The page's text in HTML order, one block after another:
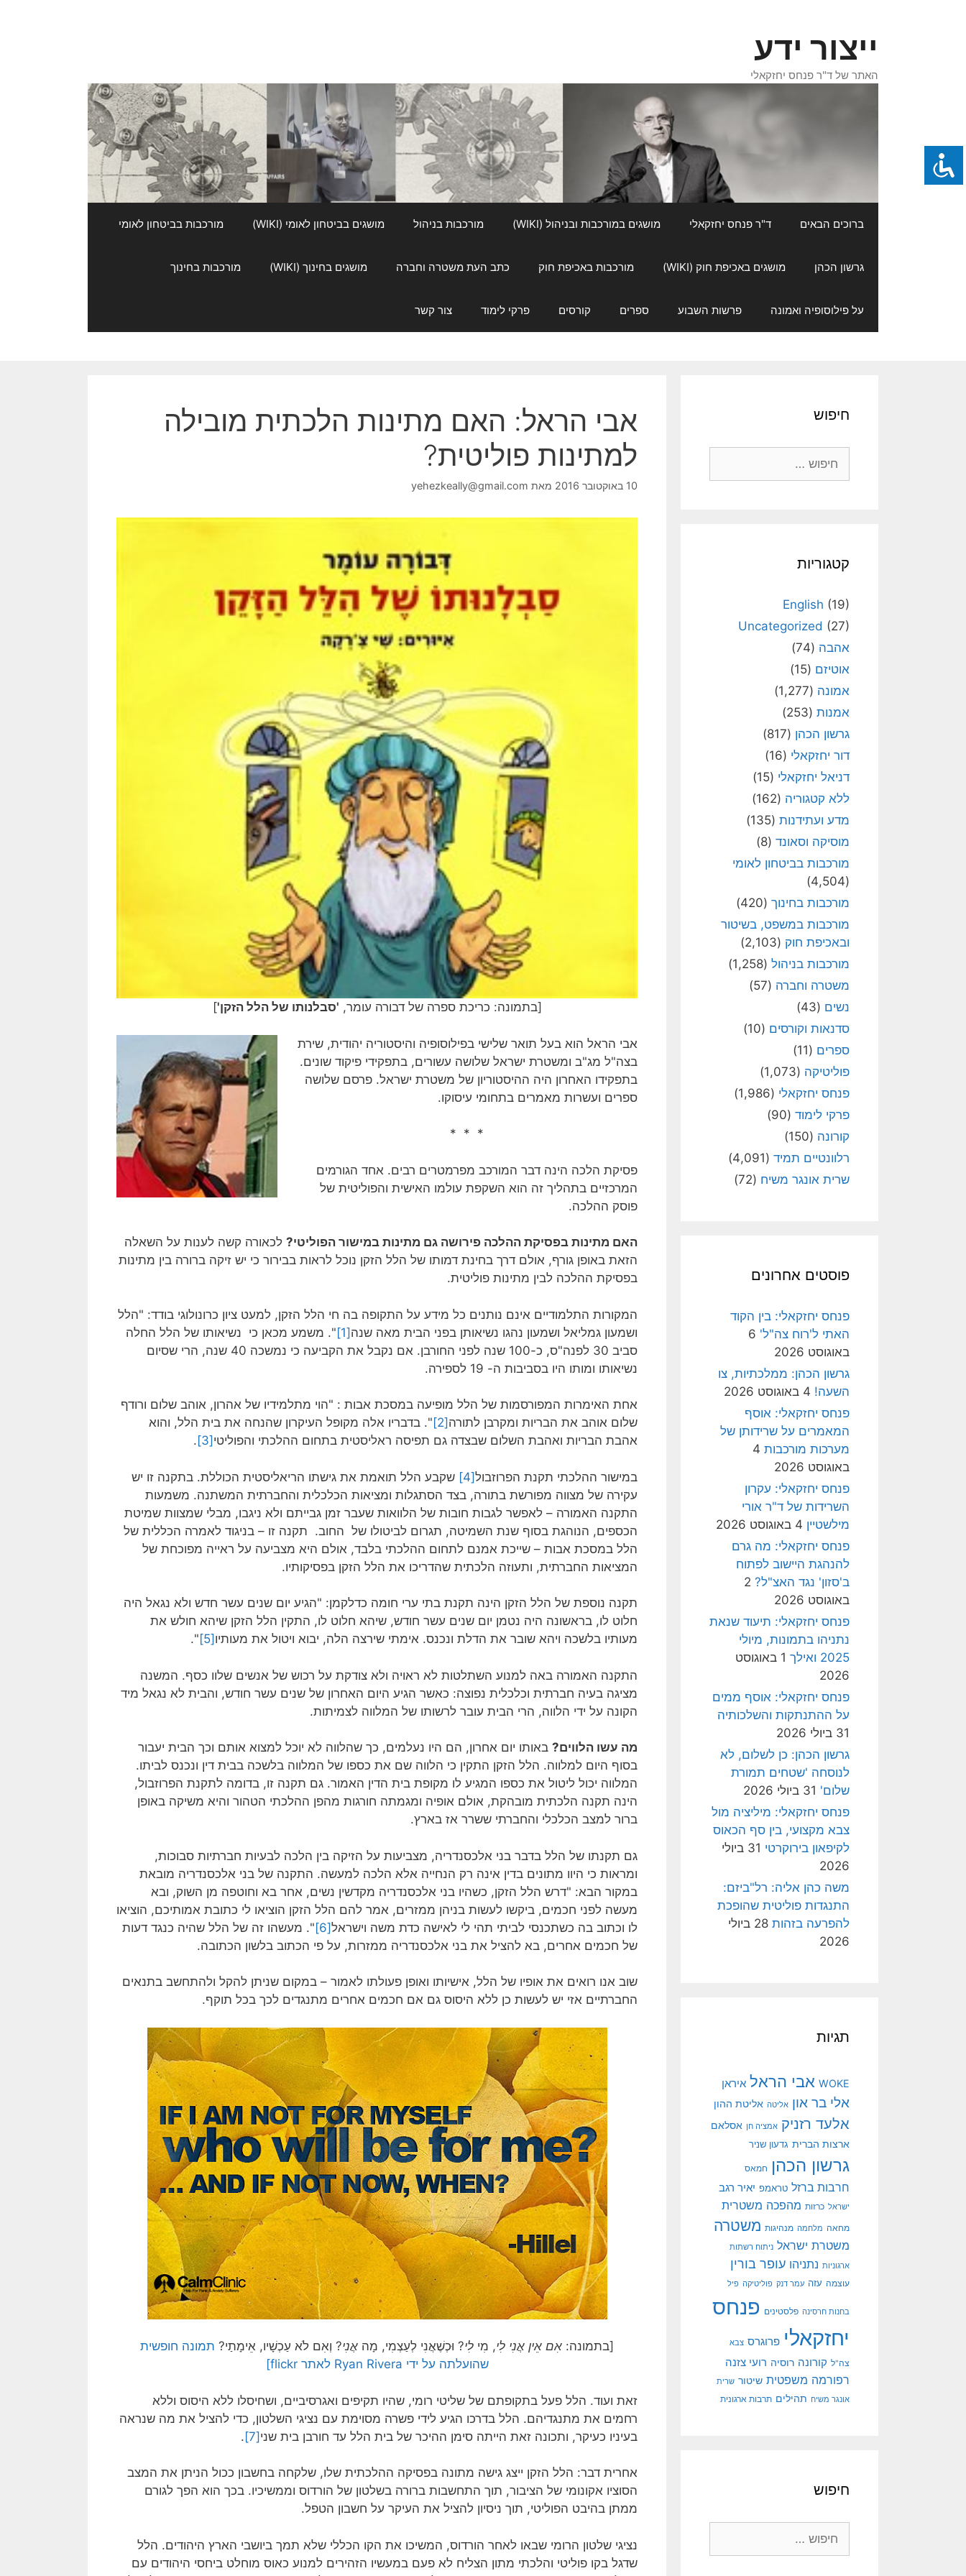
ייצור ידע
האתר של ד"ר פנחס יחזקאלי
ברוכים הבאים ד"ר פנחס יחזקאלי מושגים במורכבות ובניהול (WIKI) מורכבות בניהול מושגים בביטחון לאומי (WIKI) מורכבות בביטחון לאומי
גרשון הכהן מושגים באכיפת חוק (WIKI) מורכבות באכיפת חוק כתב העת משטרה וחברה מושגים בחינוך (WIKI) מורכבות בחינוך
על פילוסופיה ואמונה פרשות השבוע ספרים קורסים פרקי לימוד צור קשר
אבי הראל: האם מתינות הלכתית מובילה
למתינות פוליטית?
10 באוקטובר 2016 מאת yehezkeally@gmail.com
[בתמונה: כריכת ספרה של דבורה עומר, 'סבלנותו של הלל הזקן']
אבי הראל הוא בעל תואר שלישי בפילוסופיה והיסטוריה יהודית, שירת
בצה"ל מג"ב ומשטרת ישראל שלושה עשורים, בתפקידי פיקוד שונים.
בתפקידו האחרון היה ההיסטוריון של משטרת ישראל. פרסם שלושה
ספרים ועשרות מאמרים בתחומי עיסוקו.
* * *
פסיקת הלכה הינה דבר המורכב מפרמטרים רבים. אחד הגורמים
המרכזיים בתהליך זה הוא השקפת עולמו האישית והפוליטית של
פוסק ההלכה.
האם מתינות בפסיקת ההלכה פירושה גם מתינות במישור הפוליטי? לכאורה קשה לענות על השאלה
הזאת באופן גורף, אולם דרך בחינת דמותו של הלל הזקן נוכל לראות בבירור כי יש זיקה ברורה בין מתינות
בפסיקת ההלכה לבין מתינות פוליטית.
המקורות התלמודיים אינם נותנים כל מידע על התקופה בה חי הלל הזקן, למעט ציון כרונולוגי בודד: "הלל
ושמעון גמליאל ושמעון נהגו נשיאותן בפני הבית מאה שנה[1]
". משמע מכאן כי נשיאותו של הלל החלה
סביב 30 לפנה"ס, כ-100 שנה לפני החורבן. אם נקבל את הקביעה כי נמשכה 40 שנה, הרי שסיום
נשיאותו ומותו היו בסביבות ה- 19 לספירה.
אחת האימרות המפורסמות של הלל מופיעה במסכת אבות : "הוי מתלמידיו של אהרון, אוהב שלום ורודף
שלום אוהב את הבריות ומקרבן לתורה [2]
". בדבריו אלה מקופל העיקרון שהנחה את בית הלל, והוא
אהבת הבריות ואהבת השלום שבצדה גם תפיסה ראליסטית בתחום ההלכתי והפוליטי [3]
.
במישור ההלכתי תקנת הפרוזבול[4]
שקבע הלל תואמת את גישתו הריאליסטית הכוללת. בתקנה זו יש
עקירה של מצווה מפורשת בתורה, בצד הסתגלות ומציאות הכלכלית והחברתית המשתנה. משמעות
התקנה האמורה – לאפשר לגבות חובות של הלוואות שעבר זמן גבייתם ולא ניגבו, מבלי שמצוות שמיטת
הכספים, הנוהגת בסוף שנת השמיטה, תגרום לביטולו של החוב. תקנה זו – בניגוד לאמרה הכללית של
הלל במסכת אבות – שייכת אמנם לתחום ההלכתי בלבד, אולם היא מצביעה על ראייה מפוכחת של
המציאות החברתית, ותעוזה הלכתית שהדריכו את הלל הזקן בפסיקותיו.
תקנה נוספת של הלל הזקן הינה תקנת בתי ערי חומה כדלקמן: "הגיע יום שנים עשר חדש ולא נגאל היה
חלוט לו, בראשונה היה נטמן יום שנים עשר חודש, שיהא חלוט לו, התקין הלל הזקן שיהא חולש את
מעותיו בלשכה ויהא שובר את הדלת ונכנס. אימתי שירצה הלה, יבוא ויטול את מעותיו [5]
".
התקנה האמורה באה למנוע השתלטות לא ראויה ולא צודקת על רכוש של אנשים שלוו כסף. המשנה
מציגה בעיה חברתית וכלכלית נפוצה: כאשר הגיע היום האחרון של שנים עשר חודש, והבית לא נגאל מיד
הקונה על ידי הלווה, הרי הבית עובר לרשותו של המלווה לצמיתות.
מה עשו הלווים? באותו יום אחרון, הם היו נעלמים, כך שהלווה לא יוכל למצוא אותם וכך הבית יעבור
בסוף היום למלווה. הלל הזקן התקין כי הלווה שם את כספו של המלווה בלשכה בבית דין ונכנס לביתו.
המלווה יכול ליטול את כספו המגיע לו מקופת בית הדין האמור. גם תקנה זו, בדומה לתקנת הפרוזבול,
הינה תקנה הלכתית מובהקת, אולם אופיה ומגמתה חורגות מהפן ההלכתי הטהור והיא משיקה באופן
ברור למצב הכלכלי והחברתי ששרר אז בארץ.
גם תקנתו של הלל בדבר בני אלכסנדריה, מצביעות על הזיקה בין הלכה לבעיות חברתיות סבוכות,
ומראות כי היוו מתונים בדין אינה רק הנחייה אלא הלכה למעשה. התקנה של בני אלכסנדריה מובאת
במקור הבא: "דרש הלל הזקן, כשהיו בני אלכסנדריה מקדשין נשים, אחר בא וחוטפה מן השוק, ובא
מעשה לפני חכמים, ביקשו לעשות בניהן ממזרים, אמר להם הלל הזקן הוציאו לי כתובת אמותיכם, הוציאו
לו וכתוב בה כשתכנסי לביתי תהי לי לאישה כדת משה וישראל[6]
". מעשהו זה של הלל שהיה כנגד דעות
של חכמים אחרים, בא להציל את בני אלכסנדריה ממזרות, על פי הכתוב בלשון הכתובה.
שוב אנו רואים את אופיו של הלל, אישיותו ואופן פעולתו לאמור – במקום שניתן להקל ולהתחשב בתנאים
החברתיים אזי יש לעשות כן ללא היסוס גם אם חכמים אחרים מתנגדים לכך בכל תוקף.
[בתמונה: אִם אֵין אֲנִי לִי, מִי לִי? וּכְשֶׁאֲנִי לְעַצְמִי, מָה אֲנִי? וְאִם לֹא עַכְשָׁיו, אֵימָתַי? תמונה חופשית
שהועלתה על ידי Ryan Rivera לאתר flickr]
זאת ועוד. הלל פעל בתקופתם של שליטי רומי, שהיו תקיפים ואגרסיביים, ושחיסלו ללא היסוס וללא
רחמים את מתנגדיהם. הלל בדרכו הגיע לידי פשרה מסוימת עם נציגי השלטון, כדי להציל את מה שנראה
בעיניו כעיקר, ותכונה זאת הייתה סימן ההיכר של בית הלל עד חורבן בית שני[7]
.
אחרית דבר: הלל הזקן ייצג גישה מתונה בפסיקה ההלכתית שלו, שלקחה בחשבון ככול הניתן את המצב
הסוציו אקונומי של הציבור, תוך התחשבות ברורה בשלטון של הורדוס וממשיכיו. בכך הוא הפך לגורם
ממתן בהיבט הפוליטי, תוך ניסיון להציל את העיקר על חשבון הטפל.
נציגי שלטון הרומי שבאו לאחר הורדוס, המשיכו את הקו הכללי שלא תמך ביושבי הארץ היהודים. הלל
שדגל בקו פוליטי והלכתי מתון הצליח לא פעם במעשיו הזהירים למנוע כאוס מוחלט ביחסי היהודים עם
חיפוש
קטגוריות
English (19)
Uncategorized (27)
אהבה (74)
אוטיזם (15)
אמונה (1,277)
אמנות (253)
גרשון הכהן (817)
דור יחזקאלי (16)
דניאל יחזקאלי (15)
ללא קטגוריה (162)
מדע ועתידנות (135)
מוסיקה וסאונד (8)
מורכבות בביטחון לאומי
(4,504)
מורכבות בחינוך (420)
מורכבות במשפט, בשיטור
ובאכיפת חוק (2,103)
מורכבות בניהול (1,258)
משטרה וחברה (57)
נשים (43)
סדנאות וקורסים (10)
ספרים (11)
פוליטיקה (1,073)
פנחס יחזקאלי (1,986)
פרקי לימוד (90)
קורונה (150)
רלוונטיים תמיד (4,091)
שרית אונגר משיח (72)
פוסטים אחרונים
פנחס יחזקאלי: בין הקוד
האתי ל'רוח צה"ל' 6
באוגוסט 2026
גרשון הכהן: ממלכתיות, צו
השעה! 4 באוגוסט 2026
פנחס יחזקאלי: אוסף
המאמרים על שרידותן של
מערכות מורכבות 4
באוגוסט 2026
פנחס יחזקאלי: עקרון
השרידות של ד"ר אורי
מילשטיין 4 באוגוסט 2026
פנחס יחזקאלי: מה גרם
להנהגת היישוב לפתוח
ב'סזון' נגד האצ"ל? 2
באוגוסט 2026
פנחס יחזקאלי: תיעוד שנאת
נתניהו בתמונות, מיולי
2025 ואילך
1 באוגוסט
2026
פנחס יחזקאלי: אוסף ממים
על ההתנתקות והשלכותיה
31 ביולי 2026
גרשון הכהן: כן לשלום, לא
לנוסחה 'שטחים תמורת
שלום' 31 ביולי 2026
פנחס יחזקאלי: מיליציה מול
צבא מקצועי, בין סף הכאוס
לקיפאון בירוקרטי
31 ביולי
2026
משה כהן אליה: רל"ביזם:
התנגדות פוליטית שהופכת
להפרעה בזהות
28 ביולי
2026
תגיות
WOKE אבי הראל איראן
אלי בר און אליטה אליטת ההון
אלעד רזניק אמציה חן אסלאם
ארצות הברית גדעון שניר
גרשון הכהן חמאס
חרבות ברזל טראמפ יאיר רגב
ישראל כרזות מהפכה משטרית
מחאה מלחמה מנהיגות משטרה
משטרת ישראל ניתוח רשתות
ארגוניות נתניהו עופר בורין
עוצמה עזה עמר דנק פוליטיקה פיל
בחנות חרסינה פלסטינים פנחס
יחזקאלי פרוגרס צבא
צה"ל קורונה רוסיה רועי צזנה
רפורמה משפטית שיטור שרית
אונגר משיח תהילים תרבות ארגונית
חיפוש